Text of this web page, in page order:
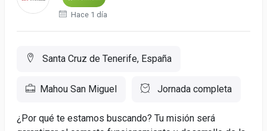
Hace 1 día
Santa Cruz de Tenerife, España
Mahou San Miguel Jornada completa
¿Por qué te estamos buscando? Tu misión será